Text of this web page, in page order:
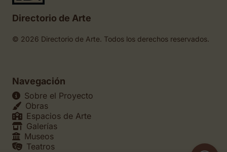
Directorio de Arte
© 2026 Directorio de Arte. Todos los derechos reservados.
Navegación
Sobre el Proyecto
Obras
Espacios de Arte
Galerías
Museos
Teatros